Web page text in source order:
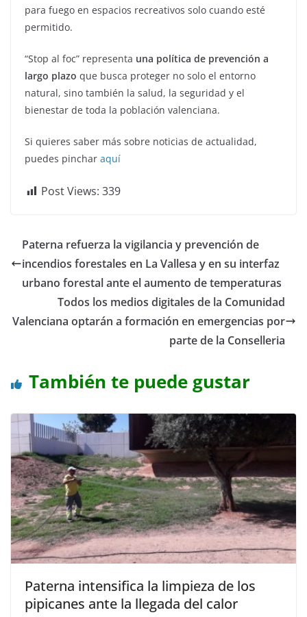
para fuego en espacios recreativos solo cuando esté
permitido.
“Stop al foc” representa una política de prevención a
largo plazo que busca proteger no solo el entorno
natural, sino también la salud, la seguridad y el
bienestar de toda la población valenciana.
Si quieres saber más sobre noticias de actualidad,
puedes pinchar aquí
Post Views: 339
Paterna refuerza la vigilancia y prevención de
incendios forestales en La Vallesa y en su interfaz
urbano forestal ante el aumento de temperaturas
Todos los medios digitales de la Comunidad
Valenciana optarán a formación en emergencias por
parte de la Conselleria
También te puede gustar
Paterna intensifica la limpieza de los
pipicanes ante la llegada del calor